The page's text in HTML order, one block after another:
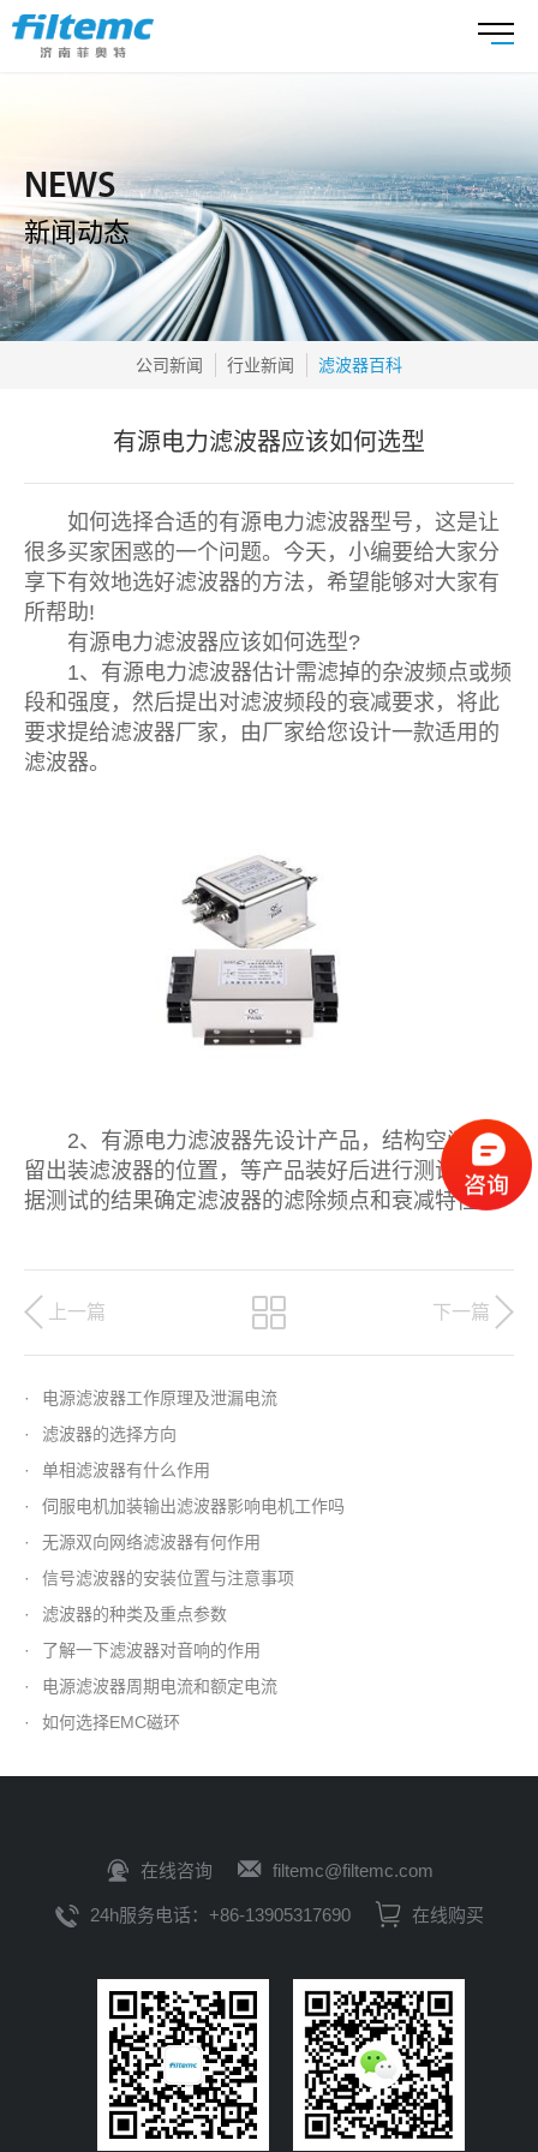
NEWS
新闻动态
公司新闻 行业新闻 滤波器百科
有源电力滤波器应该如何选型
如何选择合适的有源电力滤波器型号，这是让
很多买家困惑的一个问题。今天，小编要给大家分
享下有效地选好滤波器的方法，希望能够对大家有
所帮助!
有源电力滤波器应该如何选型?
1、有源电力滤波器估计需滤掉的杂波频点或频
段和强度，然后提出对滤波频段的衰减要求，将此
要求提给滤波器厂家，由厂家给您设计一款适用的
滤波器。
2、有源电力滤波器先设计产品，结构空间上预
留出装滤波器的位置，等产品装好后进行测试，根
据测试的结果确定滤波器的滤除频点和衰减特性。
上一篇 下一篇
·
电源滤波器工作原理及泄漏电流
·
滤波器的选择方向
·
单相滤波器有什么作用
·
伺服电机加装输出滤波器影响电机工作吗
·
无源双向网络滤波器有何作用
·
信号滤波器的安装位置与注意事项
·
滤波器的种类及重点参数
·
了解一下滤波器对音响的作用
·
电源滤波器周期电流和额定电流
·
如何选择EMC磁环
在线咨询 filtemc@filtemc.com
24h服务电话：+86-13905317690 在线购买